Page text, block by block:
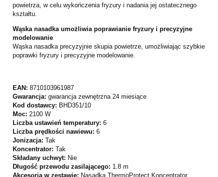
powietrza, w celu wykończenia fryzury i nadania jej ostatecznego
kształtu.
Wąska nasadka umożliwia poprawianie fryzury i precyzyjne
modelowanie
Wąska nasadka precyzyjnie skupia powietrze, umożliwiając szybkie
poprawki fryzury i precyzyjne modelowanie.
EAN: 8710103961987
Gwarancja: gwarancja zewnętrzna 24 miesiące
Kod dostawcy: BHD351/10
Moc: 2100 W
Liczba ustawień temperatury: 6
Liczba prędkości nawiewu: 6
Jonizacja: Tak
Koncentrator: Tak
Składany uchwyt: Nie
Długość przewodu zasilającego: 1.8 m
Akcesoria w zestawie: Nasadka ThermoProtect Koncentrator